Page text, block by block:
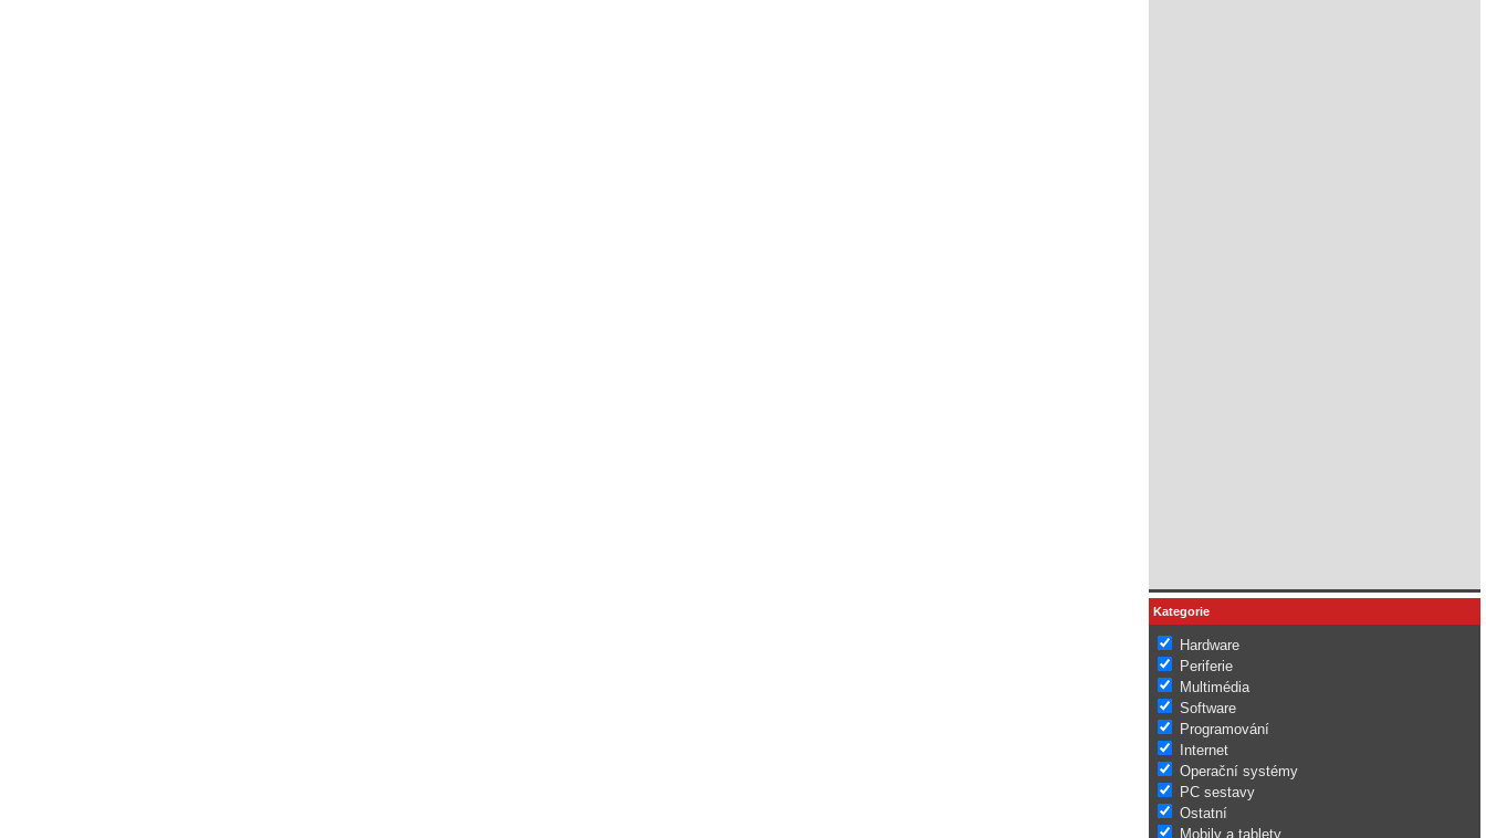
Kategorie
Hardware
Periferie
Multimédia
Software
Programování
Internet
Operační systémy
PC sestavy
Ostatní
Mobily a tablety